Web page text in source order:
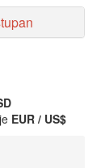
EUR / US$